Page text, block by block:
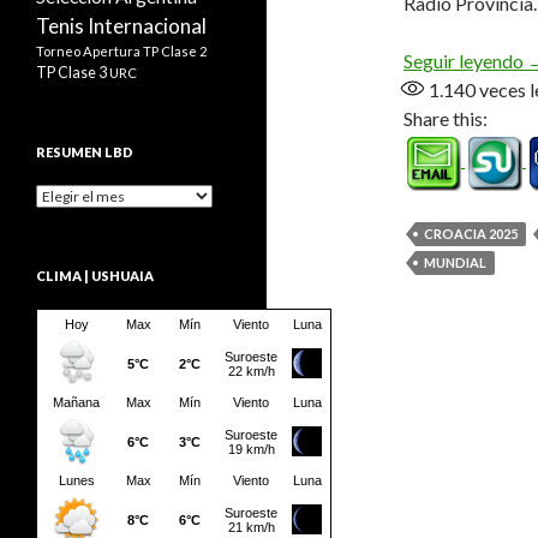
Seguir leyendo
1.140veces
Share this:
CROACIA 2025
MUNDIAL
Tenis Internacional
Torneo Apertura TP Clase 2
TP Clase 3URC
RESUMEN LBD
Resumen
CLIMA | USHUAIA